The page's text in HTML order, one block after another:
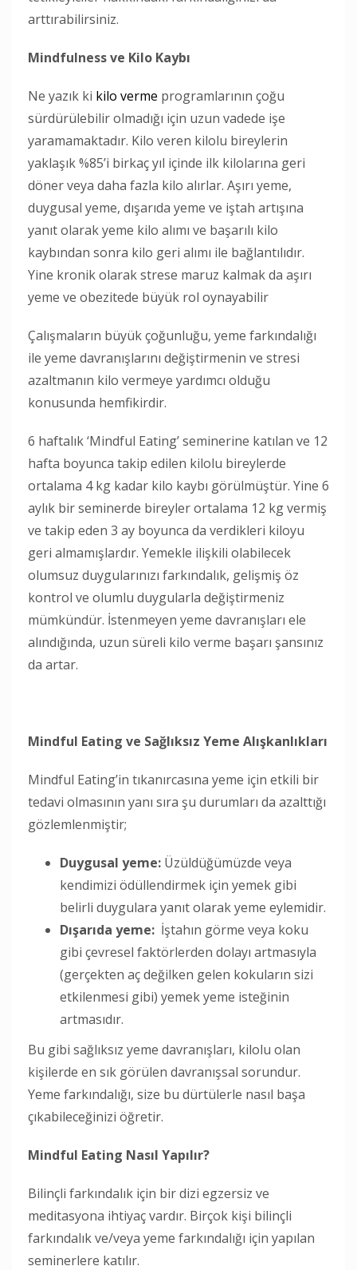
arttırabilirsiniz.
Mindfulness ve Kilo Kaybı
Ne yazık ki kilo verme programlarının çoğu
sürdürülebilir olmadığı için uzun vadede işe
yaramamaktadır. Kilo veren kilolu bireylerin
yaklaşık %85’i birkaç yıl içinde ilk kilolarına geri
döner veya daha fazla kilo alırlar. Aşırı yeme,
duygusal yeme, dışarıda yeme ve iştah artışına
yanıt olarak yeme kilo alımı ve başarılı kilo
kaybından sonra kilo geri alımı ile bağlantılıdır.
Yine kronik olarak strese maruz kalmak da aşırı
yeme ve obezitede büyük rol oynayabilir
Çalışmaların büyük çoğunluğu, yeme farkındalığı
ile yeme davranışlarını değiştirmenin ve stresi
azaltmanın kilo vermeye yardımcı olduğu
konusunda hemfikirdir.
6 haftalık ‘Mindful Eating’ seminerine katılan ve 12
hafta boyunca takip edilen kilolu bireylerde
ortalama 4 kg kadar kilo kaybı görülmüştür. Yine 6
aylık bir seminerde bireyler ortalama 12 kg vermiş
ve takip eden 3 ay boyunca da verdikleri kiloyu
geri almamışlardır. Yemekle ilişkili olabilecek
olumsuz duygularınızı farkındalık, gelişmiş öz
kontrol ve olumlu duygularla değiştirmeniz
mümkündür. İstenmeyen yeme davranışları ele
alındığında, uzun süreli kilo verme başarı şansınız
da artar.
Mindful Eating ve Sağlıksız Yeme Alışkanlıkları
Mindful Eating’in tıkanırcasına yeme için etkili bir
tedavi olmasının yanı sıra şu durumları da azalttığı
gözlemlenmiştir;
Duygusal yeme: Üzüldüğümüzde veya
kendimizi ödüllendirmek için yemek gibi
belirli duygulara yanıt olarak yeme eylemidir.
Dışarıda yeme: İştahın görme veya koku
gibi çevresel faktörlerden dolayı artmasıyla
(gerçekten aç değilken gelen kokuların sizi
etkilenmesi gibi) yemek yeme isteğinin
artmasıdır.
Bu gibi sağlıksız yeme davranışları, kilolu olan
kişilerde en sık görülen davranışsal sorundur.
Yeme farkındalığı, size bu dürtülerle nasıl başa
çıkabileceğinizi öğretir.
Mindful Eating Nasıl Yapılır?
Bilinçli farkındalık için bir dizi egzersiz ve
meditasyona ihtiyaç vardır. Birçok kişi bilinçli
farkındalık ve/veya yeme farkındalığı için yapılan
seminerlere katılır.